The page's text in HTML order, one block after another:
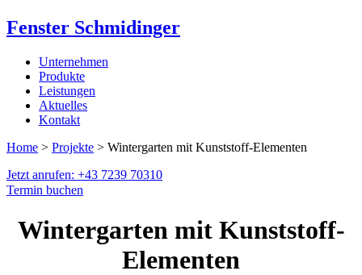
Fenster Schmidinger
Unternehmen
Produkte
Leistungen
Aktuelles
Kontakt
Home > Projekte > Wintergarten mit Kunststoff-Elementen
Jetzt anrufen: +43 7239 70310
Termin buchen
Wintergarten mit Kunststoff-
Elementen